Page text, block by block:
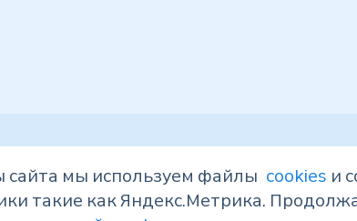
числе цены, носят исключительно информационный
публичной офертой, определяемой положениями статьи
ЕИСЖС
https://наш.дом.рф
сайта мы используем файлы cookies и
такие как Яндекс.Метрика.